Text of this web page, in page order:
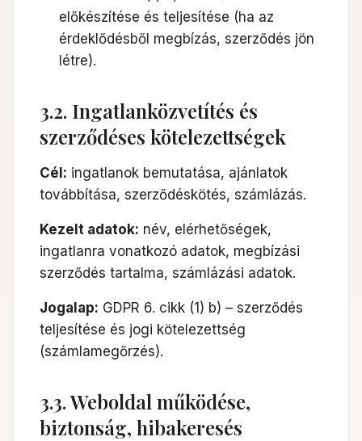
előkészítése és teljesítése (ha az
érdeklődésből megbízás, szerződés jön
létre).
3.2. Ingatlanközvetítés és
szerződéses kötelezettségek
Cél: ingatlanok bemutatása, ajánlatok
továbbítása, szerződéskötés, számlázás.
Kezelt adatok: név, elérhetőségek,
ingatlanra vonatkozó adatok, megbízási
szerződés tartalma, számlázási adatok.
Jogalap: GDPR 6. cikk (1) b) – szerződés
teljesítése és jogi kötelezettség
(számlamegőrzés).
3.3. Weboldal működése,
biztonság, hibakeresés